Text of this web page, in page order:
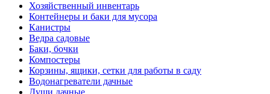
Хозяйственный инвентарь
Контейнеры и баки для мусора
Канистры
Ведра садовые
Баки, бочки
Компостеры
Корзины, ящики, сетки для работы в саду
Водонагреватели дачные
Души дачные